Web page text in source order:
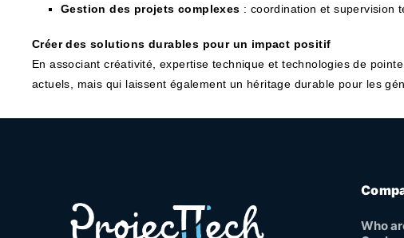
Gestion des projets complexes : coordination et supervision
Créer des solutions durables pour un impact positif
En associant créativité, expertise technique et technologies de
actuels, mais qui laissent également un héritage durable pour les
Who